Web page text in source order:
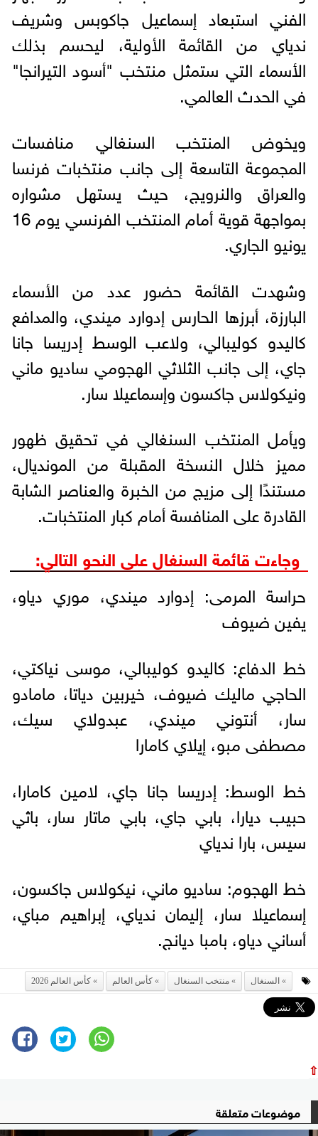
الفني استبعاد إسماعيل جاكوبس وشريف
ندياي من القائمة الأولية، ليحسم بذلك
الأسماء التي ستمثل منتخب "أسود التيرانجا"
في الحدث العالمي.
ويخوض المنتخب السنغالي منافسات
المجموعة التاسعة إلى جانب منتخبات فرنسا
والعراق والنرويج، حيث يستهل مشواره
بمواجهة قوية أمام المنتخب الفرنسي يوم 16
يونيو الجاري.
وشهدت القائمة حضور عدد من الأسماء
البارزة، أبرزها الحارس إدوارد ميندي، والمدافع
كاليدو كوليبالي، ولاعب الوسط إدريسا جانا
جاي، إلى جانب الثلاثي الهجومي ساديو ماني
ونيكولاس جاكسون وإسماعيلا سار.
ويأمل المنتخب السنغالي في تحقيق ظهور
مميز خلال النسخة المقبلة من المونديال،
مستندًا إلى مزيج من الخبرة والعناصر الشابة
القادرة على المنافسة أمام كبار المنتخبات.
وجاءت قائمة السنغال على النحو التالي:
حراسة المرمى: إدوارد ميندي، موري دياو،
يفين ضيوف
خط الدفاع: كاليدو كوليبالي، موسى نياكتي،
الحاجي ماليك ضيوف، خيربين دياتا، مامادو
سار، أنتوني ميندي، عبدولاي سيك،
مصطفى مبو، إيلاي كامارا
خط الوسط: إدريسا جانا جاي، لامين كامارا،
حبيب ديارا، بابي جاي، بابي ماتار سار، باثي
سيس، بارا ندياي
خط الهجوم: ساديو ماني، نيكولاس جاكسون،
إسماعيلا سار، إليمان ندياي، إبراهيم مباي،
أساني دياو، بامبا ديانج.
السنغال منتخب السنغال كأس العالم كأس العالم 2026
⇧
موضوعات متعلقة